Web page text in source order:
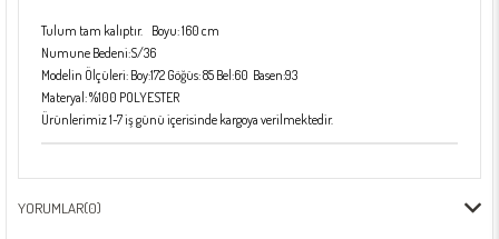
Tulum tam kalıptır. Boyu: 160 cm
Numune Bedeni:S/36
Modelin Ölçüleri: Boy:172 Göğüs: 85 Bel:60 Basen:93
Materyal: %100 POLYESTER
Ürünlerimiz 1-7 iş günü içerisinde kargoya verilmektedir.
YORUMLAR(0)